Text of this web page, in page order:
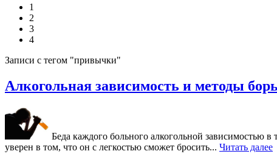
1
2
3
4
Записи с тегом "привычки"
Алкогольная зависимость и методы
Беда каждого больного алкогольной зависимостью
уверен в том, что он с легкостью сможет бросить... Читать далее